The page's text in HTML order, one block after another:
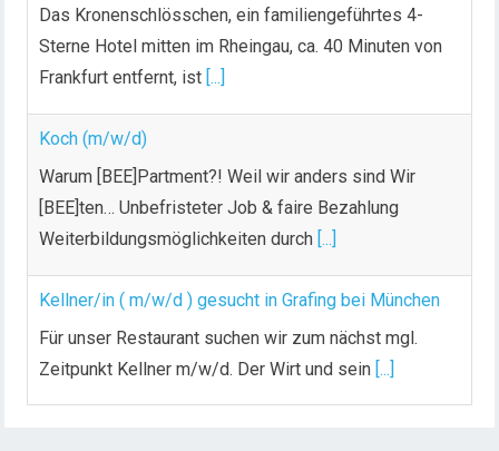
Das Kronenschlösschen, ein familiengeführtes 4-
Sterne Hotel mitten im Rheingau, ca. 40 Minuten von
Frankfurt entfernt, ist [...]
Koch (m/w/d)
Warum [BEE]Partment?! Weil wir anders sind Wir
[BEE]ten… Unbefristeter Job & faire Bezahlung
Weiterbildungsmöglichkeiten durch [...]
Kellner/in ( m/w/d ) gesucht in Grafing bei München
Für unser Restaurant suchen wir zum nächst mgl.
Zeitpunkt Kellner m/w/d. Der Wirt und sein [...]